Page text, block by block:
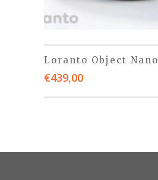
Loranto Object Nano
€439,00